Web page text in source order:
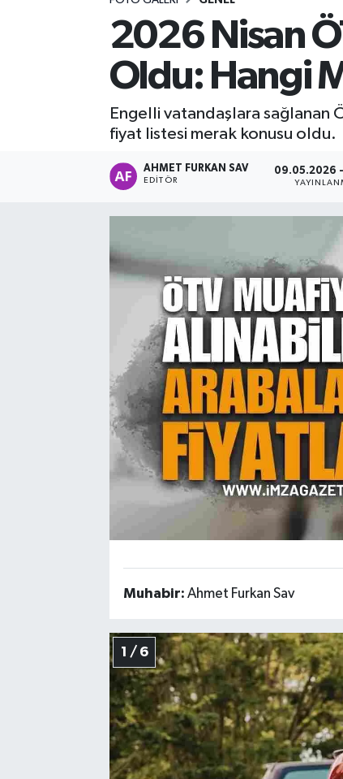
2026 Nisan
Oldu: Hangi
Engelli vatandaşlara sağlanan
fiyat listesi merak konusu oldu.
AHMET FURKAN SAV
EDITÖR
09.05.2026
Muhabir: Ahmet Furkan Sav
1 / 6